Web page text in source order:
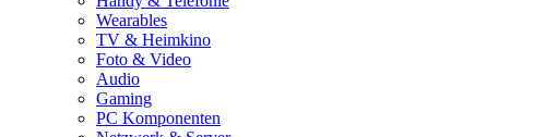
Wearables
TV & Heimkino
Foto & Video
Audio
Gaming
PC Komponenten